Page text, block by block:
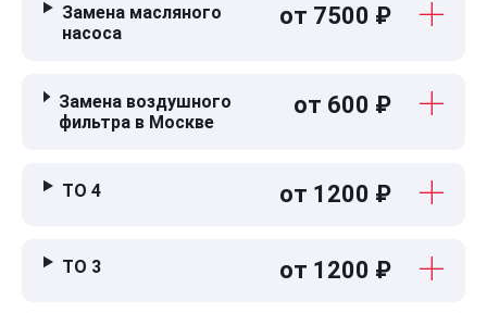
Замена масляного
насоса
от 7500 ₽
Замена воздушного
фильтра в Москве
от 600 ₽
ТО 4 от 1200 ₽
ТО 3 от 1200 ₽